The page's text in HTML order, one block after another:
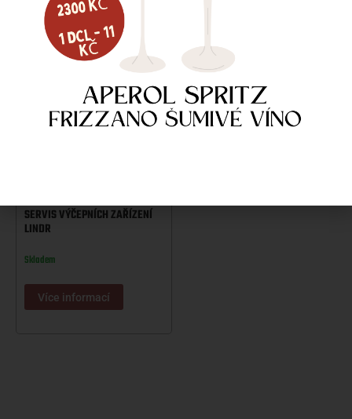
SERVIS VÝČEPNÍCH ZAŘÍZENÍ
LINDR
Skladem
Více informací